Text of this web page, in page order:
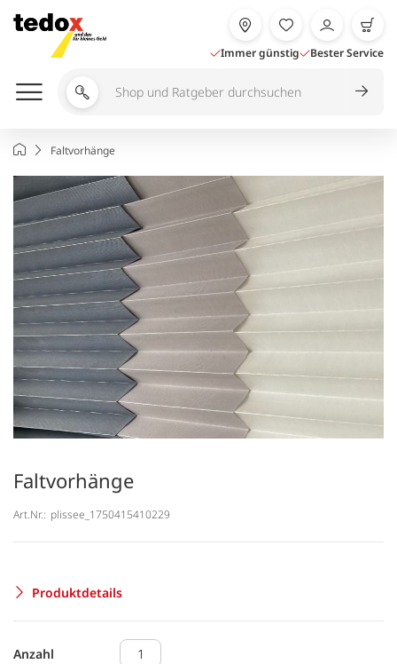
Inhalt
springen
Immer günstig Bester Service
Shop
durchsuchen
StartseiteFaltvorhänge
Faltvorhänge
Art.Nr.: plissee_1750415410229
Produktdetails
Anzahl